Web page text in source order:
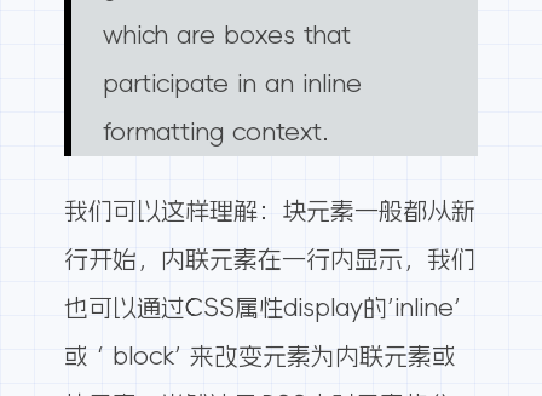
which are boxes that
participate in an inline
formatting context.
我们可以这样理解：块元素一般都从新
行开始，内联元素在一行内显示，我们
也可以通过CSS属性display的’inline’
或 ‘ block’ 来改变元素为内联元素或